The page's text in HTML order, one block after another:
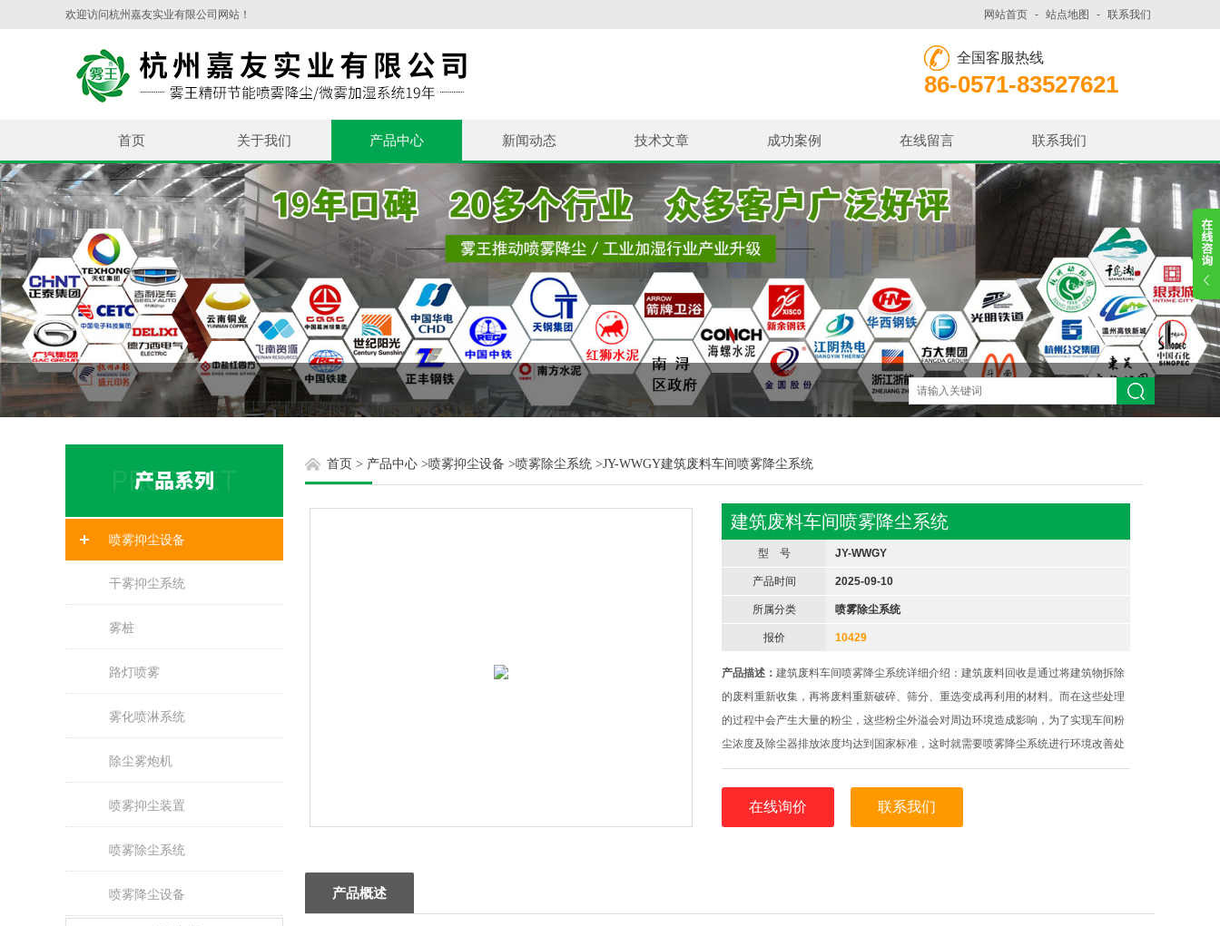
欢迎访问杭州嘉友实业有限公司网站！ 网站首页 - 站点地图 - 联系我们
全国客服热线
86-0571-83527621
首页 关于我们 产品中心 新闻动态 技术文章 成功案例 在线留言 联系我们
喷雾抑尘设备
干雾抑尘系统
雾桩
路灯喷雾
雾化喷淋系统
除尘雾炮机
喷雾抑尘装置
喷雾除尘系统
喷雾降尘设备
首页 > 产品中心 >喷雾抑尘设备 >喷雾除尘系统 >JY-WWGY建筑废料车间喷雾降尘系统
建筑废料车间喷雾降尘系统
型 号 JY-WWGY
产品时间 2025-09-10
所属分类 喷雾除尘系统
报价 10429
产品描述：建筑废料车间喷雾降尘系统详细介绍：建筑废料回收是通过将建筑物拆除
的废料重新收集，再将废料重新破碎、筛分、重选变成再利用的材料。而在这些处理
的过程中会产生大量的粉尘，这些粉尘外溢会对周边环境造成影响，为了实现车间粉
尘浓度及除尘器排放浓度均达到国家标准，这时就需要喷雾降尘系统进行环境改善处
理。喷雾降尘系统主机采用工业柱塞泵，通过喷头将水雾细化成5-30微米左右的颗
粒，在空气中迅速吸附粉尘，包裹粉尘
在线询价 联系我们
产品概述